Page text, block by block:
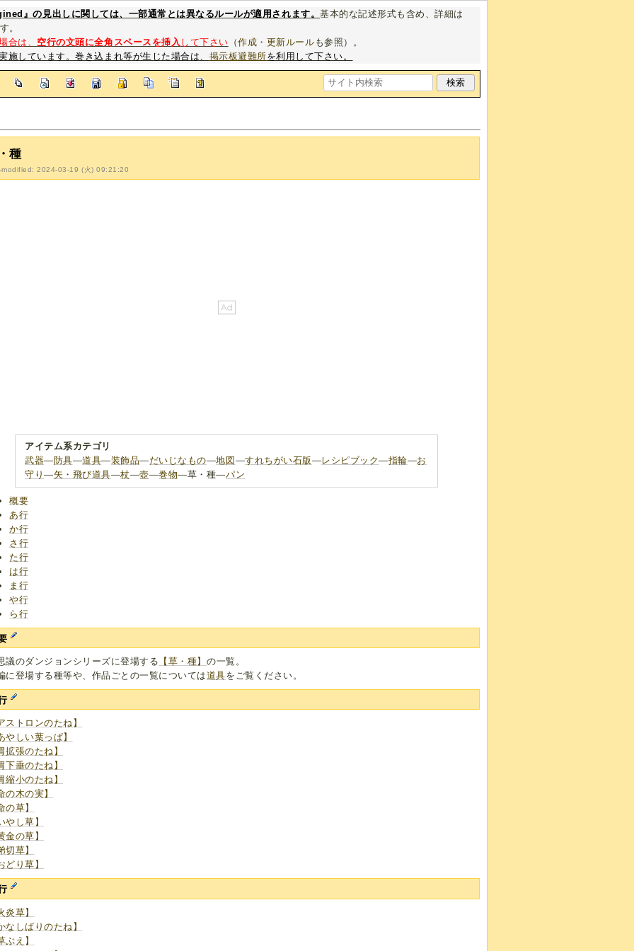
』の見出しに関しては、一部通常とは異なるルールが適用されます。基本的な記述形式も含め、詳細は
。
合は、 空行の文頭に全角スペースを挿入 して下さい （作成・更新ルール も参照）。
施しています。巻き込まれ等が生じた場合は、 掲示板避難所を利用して下さい。
種
modified: 2024-03-19 (火) 09:21:20
アイテム系カテゴリ
武器―防具―道具―装飾品―だいじなもの―地図 ―すれちがい石版―レシピブック―指輪―お
守り―矢・飛び道具―杖―壺―巻物―草・種―パン
概要
あ行
か行
さ行
た行
は行
ま行
や行
ら行
議のダンジョンシリーズに登場する 【草・種】 の一覧。
に登場する種等や、作品ごとの一覧については道具をご覧ください。
ストロンのたね】
やしい葉っぱ】
拡張のたね】
下垂のたね】
縮小のたね】
の木の実】
の草】
やし草】
金の草】
切草】
どり草】
炎草】
なしばりのたね】
ぶえ】